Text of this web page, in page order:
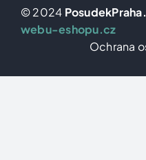
© 2024
webu-eshopu.cz
Ochrana